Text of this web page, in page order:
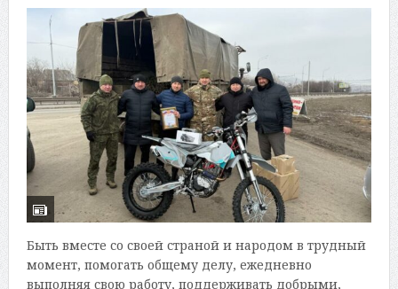
Быть вместе со своей страной и народом в трудный
момент, помогать общему делу, ежедневно
выполняя свою работу, поддерживать добрыми,